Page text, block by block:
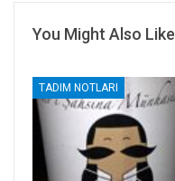
You Might Also Like
TADIM NOTLARI